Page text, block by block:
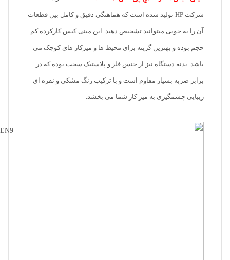
شرکت HP تولید شده است که هماهنگی دقیق و کامل بین قطعات
آن را به خوبی میتوانید تشخیص دهید. این مینی کیس کارکرده کم
حجم بوده و بهترین گزینه برای محیط ها و میزکار های کوچک می
باشد. بدنه دستگاه نیز از جنس فلز و پلاستیک سخت بوده که در
برابر ضربه بسیار مقاوم است و با ترکیب رنگ مشکی و نقره ای
زیبایی چشمگیری به میز کار شما می بخشد.